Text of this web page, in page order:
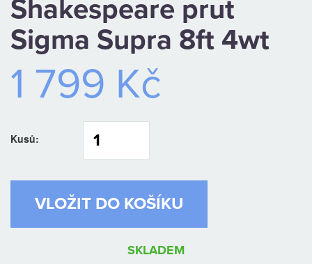
CAMPING
PÉČE
O
TOP
O
Shakespeare prut
Sigma Supra 8ft 4wt
1 799 Kč
Kusů:
SKLADEM